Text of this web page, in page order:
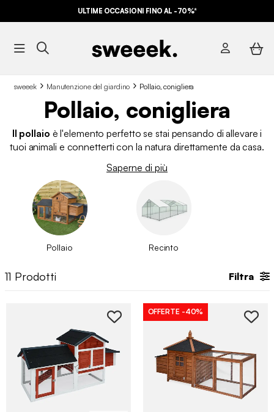
ULTIME OCCASIONI FINO AL -70%*
sweeek Manutenzione del giardino Pollaio, conigliera
Pollaio, conigliera
Il pollaio è l'elemento perfetto se stai pensando di allevare i
tuoi animali e connetterti con la natura direttamente da casa.
al mattino è un'esperienza unica e bellissima,
soprattutto se ci sono bambini in famiglia. Su sweeek
proponiamo modelli in legno progettati con uno stile
tradizionale che trasforma qualsiasi cortile in una piccola
fattoria, rendendo la cura quotidiana dei tuoi animali davvero
massimo comfort dei volatili e facilitare il lavoro di ogni giorno.
accessibili, mangiatoie comode e ampie porte per un accesso
disponiamo anche di alcune
coniglierein legno che si
adattano perfettamente e offrono uno spazio sicuro per il loro
Saperne di più
Pollaio Recinto
11 Prodotti Filtra
OFFERTE -40%